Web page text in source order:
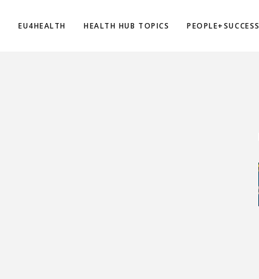
EU4HEALTH HEALTH HUB TOPICS PEOPLE+SUCCESS